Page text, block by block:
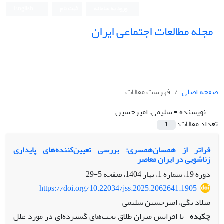
مجله مطالعات اجتماعی ایران
صفحه اصلی
فهرست مقالات
نویسنده =سلیمی، امیرحسین
تعداد مقالات:
1
فراتر از همسان‌همسری: بررسی تعیین‌کننده‌های پایداری
زناشویی در ایران معاصر
دوره 19، شماره 1، بهار 1404، صفحه
5-29
https://doi.org/10.22034/jss.2025.2062641.1905
میلاد بگی، امیرحسین سلیمی
چکیده با افزایش میزان طلاق بحث‌های گسترده‌ای در مورد علل